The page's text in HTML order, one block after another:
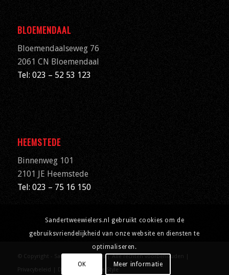
BLOEMENDAAL
Bloemendaalseweg 76
2061 CN Bloemendaal
Tel: 023 – 52 53 123
HEEMSTEDE
Binnenweg 101
2101 JE Heemstede
Tel: 023 – 75 16 150
© Copyright - Sander Tweewielers | Alle rechten voorbehouden |
Privacybeleid | Designed by Ryde Style
Sandertweewielers.nl gebruikt cookies om de
gebruiksvriendelijkheid van onze website en diensten te
optimaliseren.
OK Meer informatie